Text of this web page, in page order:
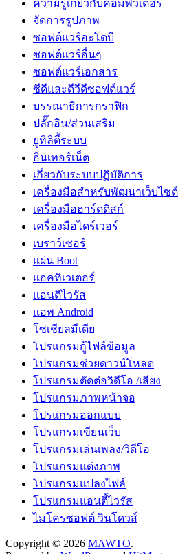
ความรู้เกี่ยวกับคอมพิวเตอร์
จัดการรูปภาพ
ซอฟต์แวร์อะโดบี
ซอฟต์แวร์อื่นๆ
ซอฟต์แวร์เอกสาร
ซีดีและดีวีดีซอฟต์แวร์
บรรณาธิการกราฟิก
ปลั๊กอิน/ส่วนเสริม
ยูทิลิตี้ระบบ
อินเทอร์เน็ต
เกี่ยวกับระบบปฏิบัติการ
เครื่องมือสำหรับพัฒนาเว็บไซต์
เครื่องมือฮาร์ดดิสก์
เครื่องมือไดร์เวอร์
เบราว์เซอร์
แผ่น Boot
แอคทิเวเตอร์
แอนติไวรัส
แอพ Android
โซเชียลมีเดีย
โปรแกรมกู้ไฟล์ข้อมูล
โปรแกรมช่วยดาวน์โหลด
โปรแกรมตัดต่อวิดีโอ /เสียง
โปรแกรมภาพหน้าจอ
โปรแกรมออกแบบ
โปรแกรมเขียนเว็บ
โปรแกรมเล่นเพลง/วิดีโอ
โปรแกรมแต่งภาพ
โปรแกรมแปลงไฟล์
โปรแกรมแอนตี้ไวรัส
ไมโครซอฟต์ วินโดวส์
Copyright © 2026 MAWTO.